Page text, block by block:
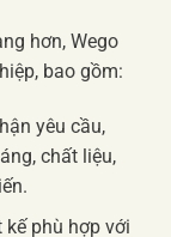
hơn, Wego
bao gồm:
yêu cầu,
chất liệu,
phù hợp với